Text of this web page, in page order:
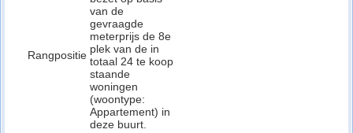
Rangpositie
van de
gevraagde
meterprijs de 8e
plek van de in
totaal 24 te koop
staande
woningen
(woontype:
Appartement) in
deze buurt.